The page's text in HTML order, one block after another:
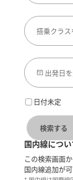
搭乗クラス
出発日
日付未定
検索する
国内線につ
この検索画面
国内線追加が可